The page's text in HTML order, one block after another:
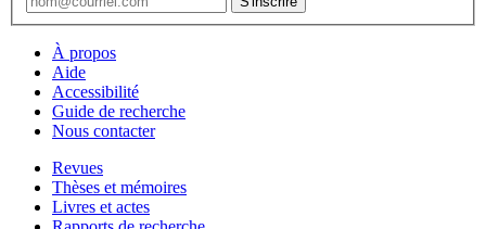
À propos
Aide
Accessibilité
Guide de recherche
Nous contacter
Revues
Thèses et mémoires
Livres et actes